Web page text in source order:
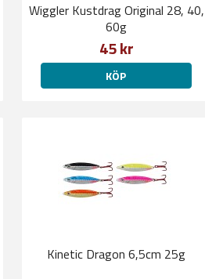
Wiggler Kustdrag Original 28, 40,
60g
45 kr
KÖP
Kinetic Dragon 6,5cm 25g